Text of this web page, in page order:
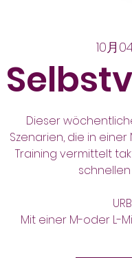
10月
Dieser
Szenarien, die in
Training vermittelt
Mit einer M-oder L-